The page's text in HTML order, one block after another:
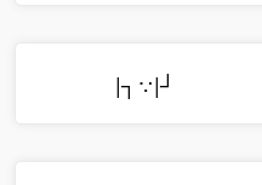
|┐∵|┘